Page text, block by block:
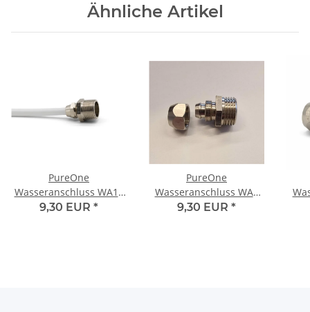
Ähnliche Artikel
PureOne
Wasseranschluss WA15
3/8 Zoll AG auf 1/4"
9,30 EUR *
PureOne
Wasseranschluss WA7
1/2 Zoll AG auf 1/2"
9,30 EUR *